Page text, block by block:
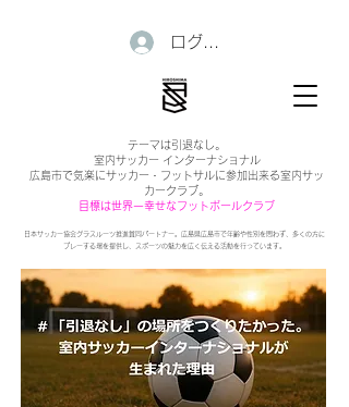
日本サッカー協会グラスルーツ推進賛同パートナー。広島県広島市で年齢や性別を問わず、多くの方に
プレーする場を提供し、スポーツの魅力を広く伝える活動を行っています。
テーマは引退なし。
室内サッカー インターナショナル
広島市で気楽にサッカー・フットサルに参加出来る室内サッ
カークラブ。
目標は世界一幸せなフットボールクラブ
ログイン